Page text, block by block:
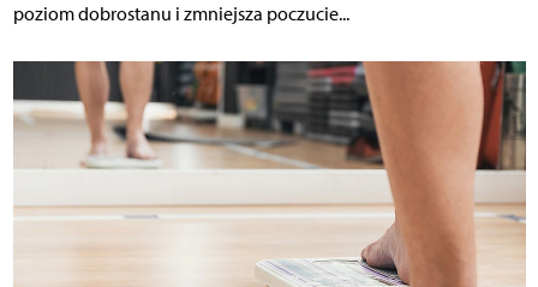
poziom dobrostanu i zmniejsza poczucie...